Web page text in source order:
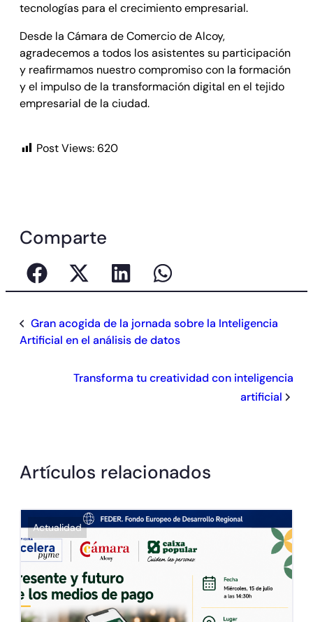
tecnologías para el crecimiento empresarial.
Desde la Cámara de Comercio de Alcoy,
agradecemos a todos los asistentes su participación
y reafirmamos nuestro compromiso con la formación
y el impulso de la transformación digital en el tejido
empresarial de la ciudad.
Post Views:620
Comparte
Gran acogida de la jornada sobre la Inteligencia
Artificial en el análisis de datos
Transforma tu creatividad con inteligencia
artificial
Artículos relacionados
Actualidad